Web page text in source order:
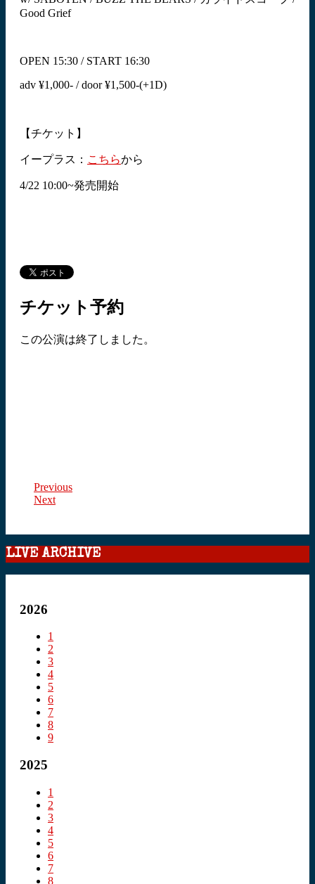
Good Grief
OPEN 15:30 / START 16:30
adv ¥1,000- / door ¥1,500-(+1D)
【チケット】
イープラス： こちらから
4/22 10:00~発売開始
チケット予約
この公演は終了しました。
Previous
Next
LIVE ARCHIVE
2026
1
2
3
4
5
6
7
8
9
2025
1
2
3
4
5
6
7
8